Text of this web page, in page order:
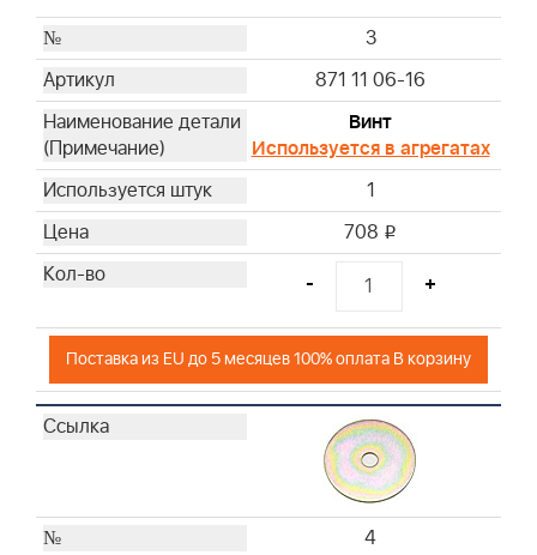
3
871 11 06-16
Винт
Используется в агрегатах
1
708 i
- +
Поставка из EU до 5 месяцев 100% оплата В корзину
4